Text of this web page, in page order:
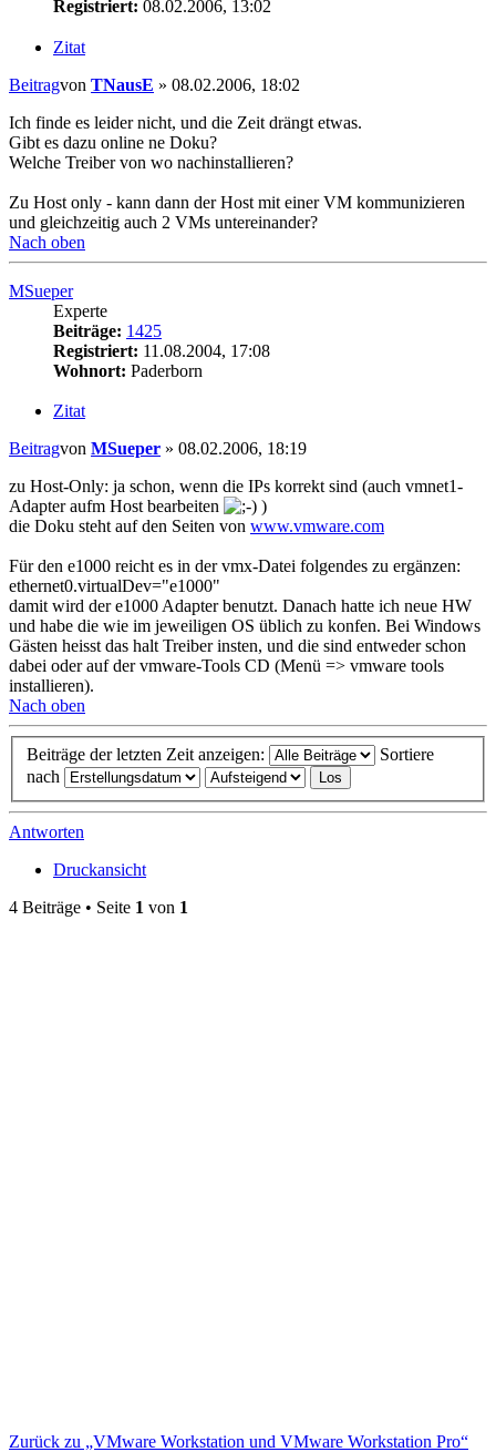
Registriert: 08.02.2006, 13:02
Zitat
Beitragvon TNausE » 08.02.2006, 18:02
Ich finde es leider nicht, und die Zeit drängt etwas.
Gibt es dazu online ne Doku?
Welche Treiber von wo nachinstallieren?
Zu Host only - kann dann der Host mit einer VM kommunizieren
und gleichzeitig auch 2 VMs untereinander?
Nach oben
MSueper
Experte
Beiträge: 1425
Registriert: 11.08.2004, 17:08
Wohnort: Paderborn
Zitat
Beitragvon MSueper » 08.02.2006, 18:19
zu Host-Only: ja schon, wenn die IPs korrekt sind (auch vmnet1-
Adapter aufm Host bearbeiten
)
die Doku steht auf den Seiten von www.vmware.com
Für den e1000 reicht es in der vmx-Datei folgendes zu ergänzen:
ethernet0.virtualDev="e1000"
damit wird der e1000 Adapter benutzt. Danach hatte ich neue HW
und habe die wie im jeweiligen OS üblich zu konfen. Bei Windows
Gästen heisst das halt Treiber insten, und die sind entweder schon
dabei oder auf der vmware-Tools CD (Menü => vmware tools
installieren).
Nach oben
Beiträge der letzten Zeit anzeigen:
Sortiere
nach
Antworten
Druckansicht
4 Beiträge • Seite 1 von 1
Zurück zu „VMware Workstation und VMware Workstation Pro“